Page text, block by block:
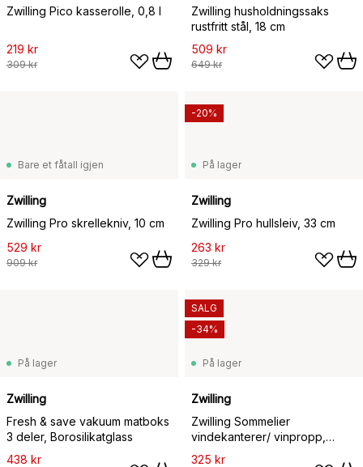
Zwilling Pico kasserolle, 0,8 l
219 kr
309 kr
Zwilling husholdningssaks
rustfritt stål, 18 cm
509 kr
649 kr
Bare et fåtall igjen
Zwilling
Zwilling Pro skrellekniv, 10 cm
529 kr
909 kr
På lager
Zwilling
Zwilling Pro hullsleiv, 33 cm
263 kr
329 kr
-20%
På lager
Zwilling
Fresh & save vakuum matboks
3 deler, Borosilikatglass
438 kr
På lager
Zwilling
Zwilling Sommelier
vindekanterer/ vinpropp,
rustfritt stål
325 kr
SALG
-34%